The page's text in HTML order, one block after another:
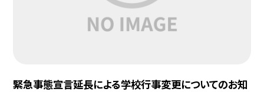
緊急事態宣言延長による学校行事変更についてのお知